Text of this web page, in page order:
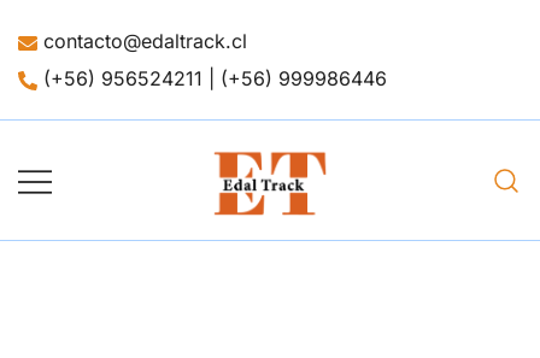
contacto@edaltrack.cl
(+56) 956524211 | (+56) 999986446
Edaltrack
Merchandising